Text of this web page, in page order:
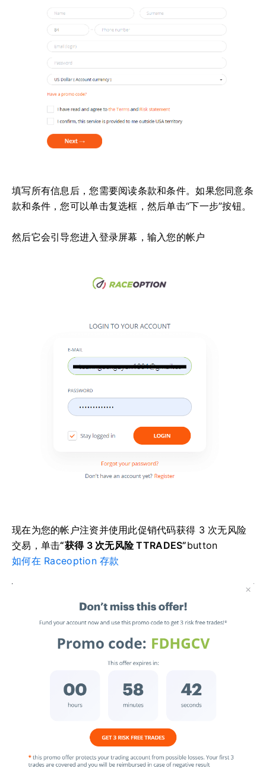
填写所有信息后，您需要阅读条款和条件。如果您同意条
款和条件，您可以单击复选框，然后单击“下一步”按钮。
然后它会引导您进入登录屏幕，输入您的帐户
现在为您的帐户注资并使用此促销代码获得 3 次无风险
交易，单击“获得 3 次无风险 TTRADES”button
如何在 Raceoption 存款